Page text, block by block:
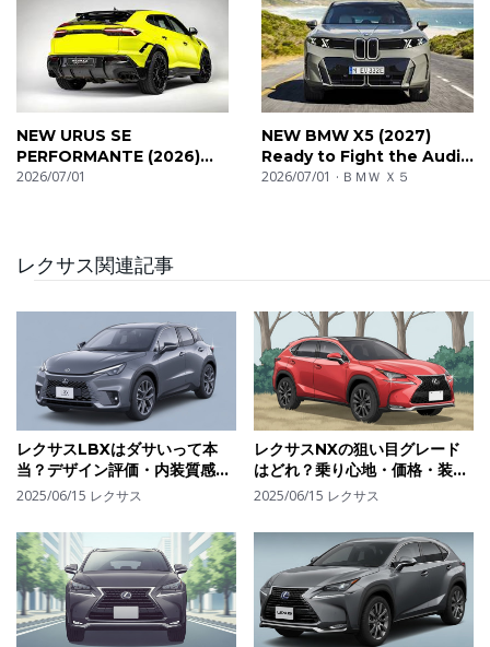
NEW URUS SE
PERFORMANTE (2026)
Interior & Exterior Details
2026/07/01
NEW BMW X5 (2027)
Ready to Fight the Audi
Q7?
2026/07/01 ＢＭＷ Ｘ５
レクサス関連記事
レクサスLBXはダサいって本
当？デザイン評価・内装質感か
ら見る"好き嫌いが分かれる"理
2025/06/15 レクサス
レクサスNXの狙い目グレード
はどれ？乗り心地・価格・装備
のバランスで選ぶ最適モデル
2025/06/15 レクサス